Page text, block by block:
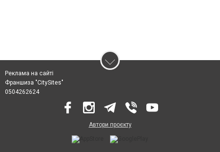
Реклама на сайті
Франшиза "CitySites"
0504262624
Автори проєкту